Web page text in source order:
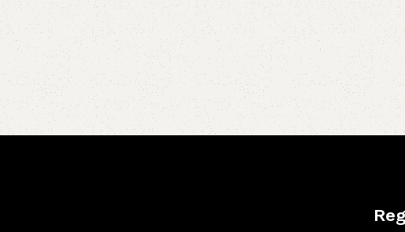
Add to cart Add to cart